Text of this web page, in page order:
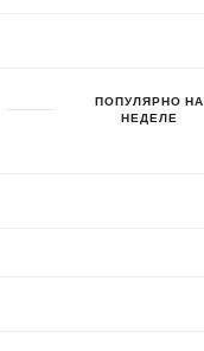
ПОПУЛЯРНО НА
НЕДЕЛЕ